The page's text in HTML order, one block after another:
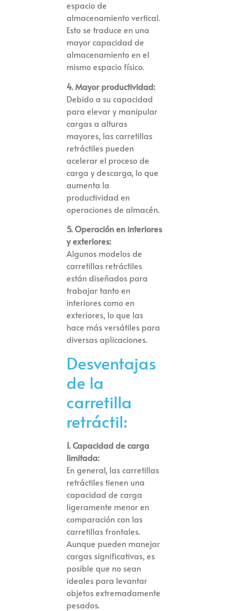
espacio de
almacenamiento vertical.
Esto se traduce en una
mayor capacidad de
almacenamiento en el
mismo espacio físico.
4. Mayor productividad:
Debido a su capacidad
para elevar y manipular
cargas a alturas
mayores, las carretillas
retráctiles pueden
acelerar el proceso de
carga y descarga, lo que
aumenta la
productividad en
operaciones de almacén.
5. Operación en interiores
y exteriores:
Algunos modelos de
carretillas retráctiles
están diseñados para
trabajar tanto en
interiores como en
exteriores, lo que las
hace más versátiles para
diversas aplicaciones.
Desventajas
de la
carretilla
retráctil:
1. Capacidad de carga
limitada:
En general, las carretillas
retráctiles tienen una
capacidad de carga
ligeramente menor en
comparación con las
carretillas frontales.
Aunque pueden manejar
cargas significativas, es
posible que no sean
ideales para levantar
objetos extremadamente
pesados.